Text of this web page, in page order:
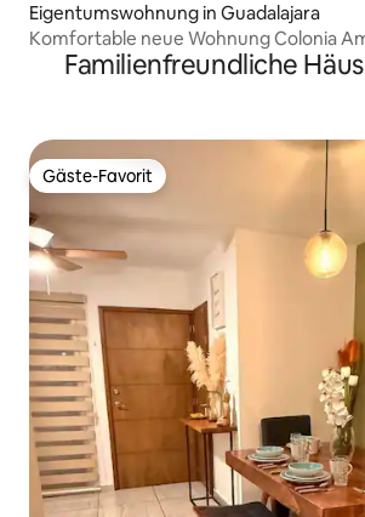
Eigentumswohnung in Guadalajara
Komfortable neue Wohnung Colonia
Familienfreundliche
Gäste-Favorit
Gäste-Favorit